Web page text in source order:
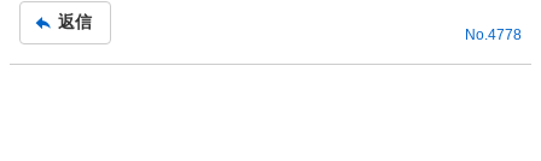
事
返信
No. 4778